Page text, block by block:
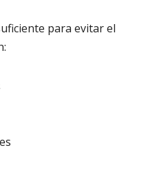
para evitar el